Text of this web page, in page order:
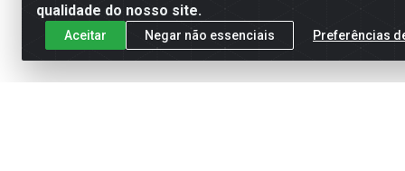
qualidade do nosso site.
Aceitar Negar não essenciais Preferências